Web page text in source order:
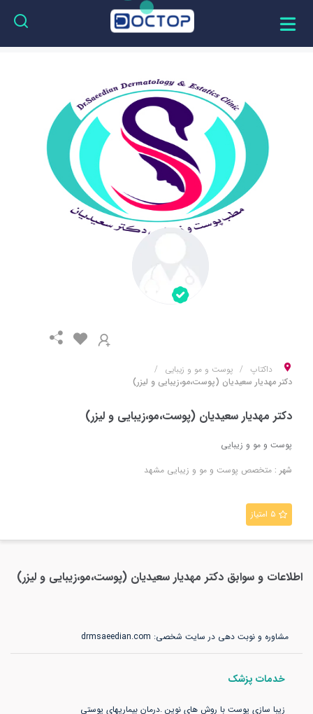
داکتاپ
پوست و مو و زیبایی
دکتر مهدیار سعیدیان (پوست،مو،زیبایی و لیزر)
دکتر مهدیار سعیدیان (پوست،مو،زیبایی و لیزر)
پوست و مو و زیبایی
شهر : متخصص پوست و مو و زیبایی مشهد
۵ امتیاز
اطلاعات و سوابق دکتر مهدیار سعیدیان (پوست،مو،زیبایی و لیزر)
مشاوره و نوبت دهی در سایت شخصی: drmsaeedian.com
خدمات پزشک